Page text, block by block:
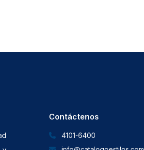
Contáctenos
4101-6400